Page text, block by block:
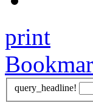
print
query_headline!